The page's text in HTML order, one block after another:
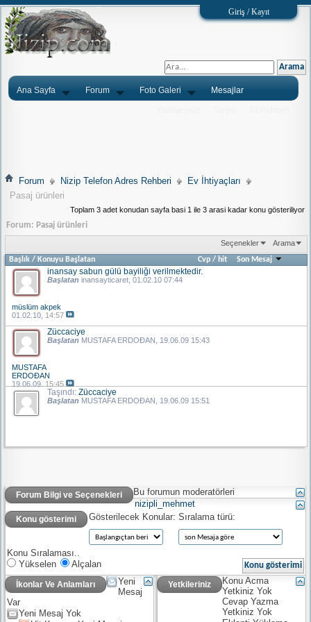
Giriş / Kayıt
Ana Sayfa Forum Foto Galeri Mesajlar
Forum Nizip Telefon Adres Rehberi
Ev İhtiyaçları
Pasaj ürünleri
Toplam 3 adet konudan sayfa basi 1 ile 3 arasi kadar konu gösteriliyor
Forum: Pasaj ürünleri
Seçenekler Arama
Başlık / Konuyu Başlatan Cvp /hit Son Mesaj
inansay sabun gülü bayiliği verilmektedir.
Başlatan inansayticaret, 01.02.10 07:44
müslüm akpek
01.02.10, 14:57
Züccaciye
Başlatan MUSTAFA ERDOÐAN , 19.06.09 15:43
MUSTAFA
ERDOÐAN
19.06.09,15:45
Taşındı: Züccaciye
Başlatan MUSTAFA ERDOÐAN , 19.06.09 15:51
Forum Bilgi ve Seçenekleri
Bu forumun moderatörleri
nizipli_mehmet
Konu gösterimi Gösterilecek Konular: Sıralama türü:
Konu Sıralaması..
Yükselen
Alçalan
İkonlar Ve Anlamları
Yeni
Mesaj
Var
Yeni Mesaj Yok
Yetkileriniz
Konu Acma
YetkinizYok
Cevap Yazma
YetkinizYok